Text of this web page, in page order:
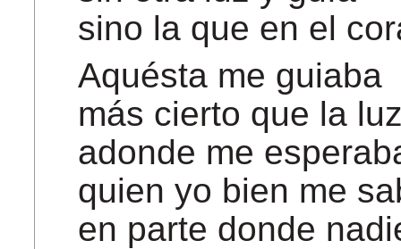
sino la que en el
Aquésta me guiaba
más cierto que la
adonde me
quien yo bien me
en parte donde